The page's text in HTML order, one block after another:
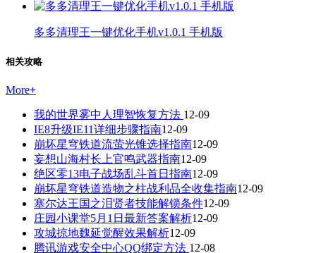
多多清理王一键优化手机v1.0.1 手机版
相关攻略
More+
我的世界雾中人理智恢复方法 12-09
IE8升级IE11详细步骤指南12-09
崩坏星穹铁道流萤光锥选择指南12-09
妄想山海村长上官鸣武器指南12-09
绝区零13电子战场乱斗首日指南12-09
崩坏星穹铁道造物之柱战利品全收集指南12-09
塞尔达王国之泪贤者技能解锁条件12-09
庄园小课堂5月1日最新答案解析12-09
攻城掠地魏延觉醒效果解析12-09
腾讯游戏安全中心QQ绑定方法 12-08